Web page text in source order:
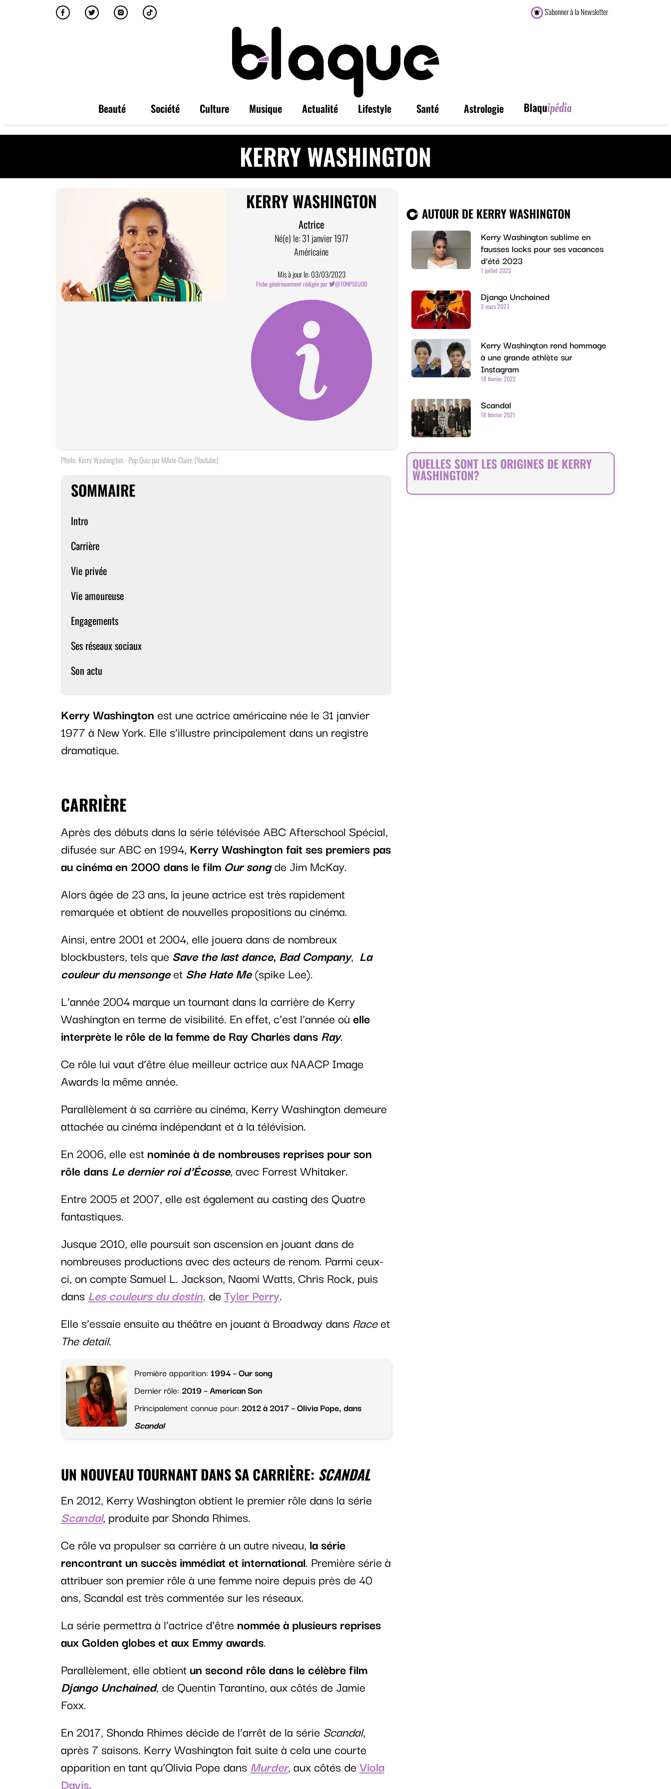
S'abonner à la Newsletter
Beauté Société Culture Musique Actualité Lifestyle Santé Astrologie
KERRY WASHINGTON
KERRY WASHINGTON
Actrice
Né(e) le: 31 janvier 1977
Américaine
Mis à jour le: 03/03/2023
Fiche généreusement rédigée par @TONPSEUDO
Comment devenir contributeur?
Photo: Kerry Washington - Pop Quiz par MArie-Claire (Youtube)
SOMMAIRE
Intro
Carrière
Vie privée
Vie amoureuse
Engagements
Ses réseaux sociaux
Son actu
Kerry Washingtonest une actrice américaine née le 31 janvier
1977 à New York. Elle s’illustre principalement dans un registre
dramatique.
CARRIÈRE
Après des débuts dans la série télévisée ABC Afterschool Spécial,
difusée sur ABC en 1994, Kerry Washington fait ses premiers pas
au cinéma en 2000 dans le film Our songde Jim McKay.
Alors âgée de 23 ans, la jeune actrice est très rapidement
remarquée et obtient de nouvelles propositions au cinéma.
Ainsi, entre 2001 et 2004, elle jouera dans de nombreux
blockbusters, tels que Save the last dance, Bad Company, La
couleur du mensongeetShe Hate Me(spike Lee).
L’année 2004 marque un tournant dans la carrière de Kerry
Washington en terme de visibilité. En effet, c’est l’année oùelle
interprète le rôle de la femme de Ray Charles dansRay.
Ce rôle lui vaut d’être élue meilleur actrice aux NAACP Image
Awards la même année.
Parallèlement à sa carrière au cinéma, Kerry Washington demeure
attachée au cinéma indépendant et à la télévision.
En 2006, elle estnominée à de nombreuses reprises pour son
rôle dansLe dernier roi d’Écosse, avec Forrest Whitaker.
Entre 2005 et 2007, elle est également au casting des Quatre
fantastiques.
Jusque 2010, elle poursuit son ascension en jouant dans de
nombreuses productions avec des acteurs de renom. Parmi ceux-
ci, on compte Samuel L. Jackson, Naomi Watts, Chris Rock, puis
dans Les couleurs du destin, deTyler Perry.
Elle s’essaie ensuite au théâtre en jouant à Broadway dans Raceet
The detail.
Première apparition:1994 – Our song
Dernier rôle:2019 – American Son
Principalement connue pour:2012 à 2017 – Olivia Pope, dans
Scandal
UN NOUVEAU TOURNANT DANS SA CARRIÈRE: SCANDAL
En 2012, Kerry Washington obtient le premier rôle dans la série
Scandal, produite par Shonda Rhimes.
Ce rôle va propulser sa carrière à un autre niveau, la série
rencontrant un succès immédiat et international. Première série à
attribuer son premier rôle à une femme noire depuis près de 40
ans, Scandal est très commentée sur les réseaux.
La série permettra à l’actrice d’être nommée à plusieurs reprises
aux Golden globes et aux Emmy awards.
Parallèlement, elle obtientun second rôle dans le célèbre film
Django Unchained, de Quentin Tarantino, aux côtés de Jamie
Foxx.
En 2017, Shonda Rhimes décide de l’arrêt de la série Scandal,
après 7 saisons. Kerry Washington fait suite à cela une courte
apparition en tant qu’Olivia Pope dans Murder, aux côtés deViola
Davis.
AUTOUR DE KERRY WASHINGTON
Kerry Washington sublime en
fausses locks pour ses vacances
d’été 2023
1 juillet 2023
Django Unchained
3 mars 2023
Kerry Washington rend hommage
à une grande athlète sur
Instagram
18 février 2022
Scandal
18 février 2021
QUELLES SONT LES ORIGINES DE KERRY
WASHINGTON?